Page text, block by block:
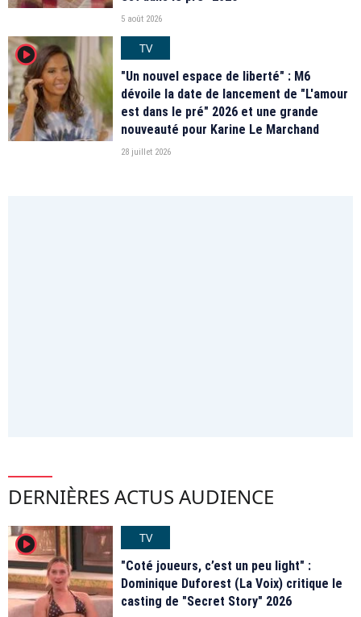
5 août 2026
player2
TV
"Un nouvel espace de liberté" : M6
dévoile la date de lancement de "L'amour
est dans le pré" 2026 et une grande
nouveauté pour Karine Le Marchand
28 juillet 2026
DERNIÈRES ACTUS AUDIENCE
player2
TV
"Coté joueurs, c’est un peu light" :
Dominique Duforest (La Voix) critique le
casting de "Secret Story" 2026